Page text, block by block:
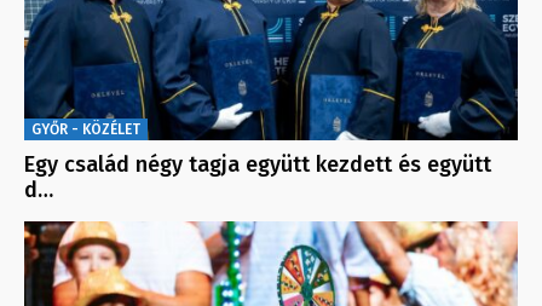
GYŐR - KÖZÉLET
Egy család négy tagja együtt kezdett és együtt
d…